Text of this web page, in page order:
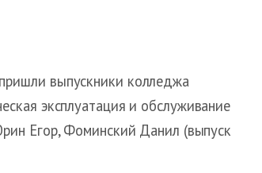
выпускники колледжа
эксплуатация и обслуживание
Егор, Фоминский Данил (выпуск